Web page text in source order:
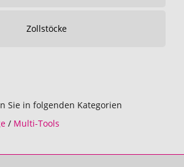
Zollstöcke
Sie in folgenden Kategorien
/ Multi-Tools